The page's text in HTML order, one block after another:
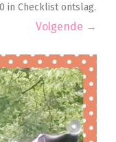
in Checklist ontslag.
Volgende →